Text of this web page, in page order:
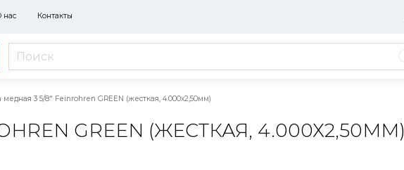
нас Контакты
медная 3 5/8" Feinrohren GREEN (жесткая, 4.000х2,50мм)
GREEN (ЖЕСТКАЯ, 4.000Х2,50ММ)